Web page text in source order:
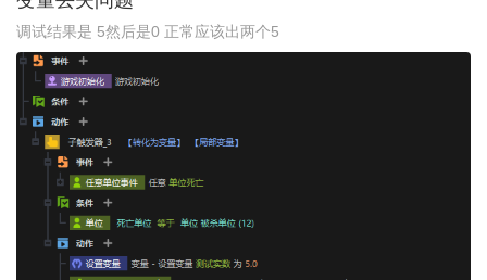
调试结果是 5然后是0 正常应该出两个5